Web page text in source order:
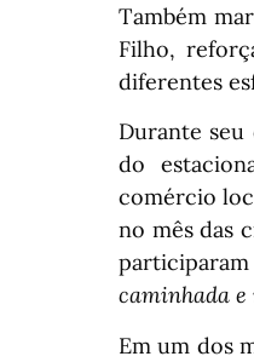
Também
Filho,
diferentes
Durante
do
comércio
no mês das
caminhada e
Em um dos